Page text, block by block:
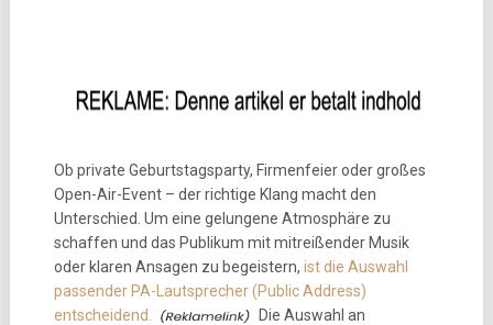
Ob private Geburtstagsparty, Firmenfeier oder großes
Open-Air-Event – der richtige Klang macht den
Unterschied. Um eine gelungene Atmosphäre zu
schaffen und das Publikum mit mitreißender Musik
oder klaren Ansagen zu begeistern, ist die Auswahl
passender PA-Lautsprecher (Public Address)
entscheidend.
Die Auswahl an